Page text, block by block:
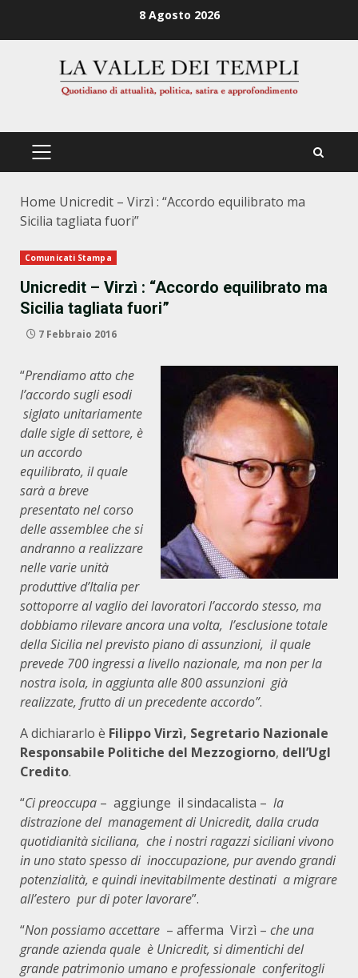
8 Agosto 2026
PRIMÄRES
Home Unicredit – Virzì : “Accordo equilibrato ma
Sicilia tagliata fuori”
Comunicati Stampa
Unicredit – Virzì : “Accordo equilibrato ma
Sicilia tagliata fuori”
7 Febbraio 2016
“Prendiamo atto che
l’accordo sugli esodi
siglato unitariamente
dalle sigle di settore, è
un accordo
equilibrato, il quale
sarà a breve
presentato nel corso
delle assemblee che si
andranno a realizzare
nelle varie unità
produttive d’Italia per
sottoporre al vaglio dei lavoratori l’accordo stesso, ma
dobbiamo rilevare ancora una volta, l’esclusione totale
della Sicilia nel previsto piano di assunzioni, il quale
prevede 700 ingressi a livello nazionale, ma non per la
nostra isola, in aggiunta alle 800 assunzioni già
realizzate, frutto di un precedente accordo”.
A dichiararlo è Filippo Virzì, Segretario Nazionale
Responsabile Politiche del Mezzogiorno, dell’Ugl
Credito.
“Ci preoccupa – aggiunge il sindacalista – la
distrazione del management di Unicredit, dalla cruda
quotidianità siciliana, che i nostri ragazzi siciliani vivono
in uno stato spesso di inoccupazione, pur avendo grandi
potenzialità, e quindi inevitabilmente destinati a migrare
all’estero pur di poter lavorare”.
“Non possiamo accettare – afferma Virzì – che una
grande azienda quale è Unicredit, si dimentichi del
grande patrimonio umano e professionale conferitogli